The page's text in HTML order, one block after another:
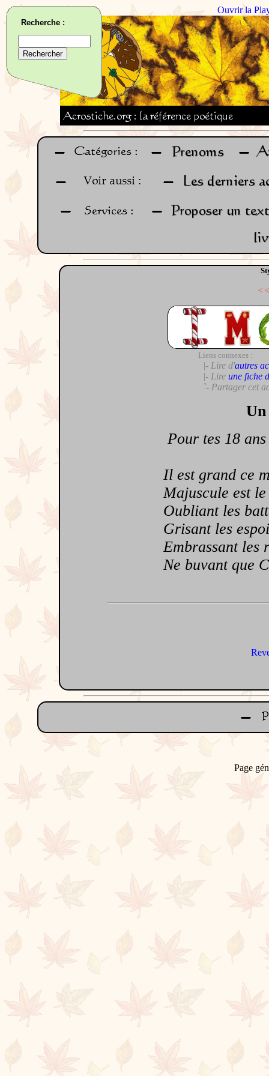
Ouvrir la
Liens connexes :
|- Lire d'autres
|- Lire une fiche
`- Partager cet
Pour tes 18 ans
Il est grand ce
Majuscule est le
Oubliant les
Grisant les
Embrassant les
Ne buvant que
Recherche :
Page